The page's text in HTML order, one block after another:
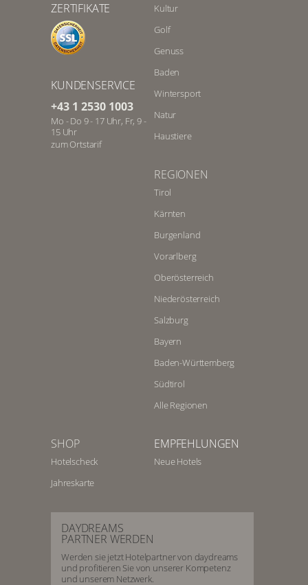
ZERTIFIKATE
KUNDENSERVICE
+43 1 2530 1003
Mo - Do 9 - 17 Uhr, Fr, 9 -
15 Uhr
zum Ortstarif
Kultur
Golf
Genuss
Baden
Wintersport
Natur
Haustiere
REGIONEN
Tirol
Kärnten
Burgenland
Vorarlberg
Oberösterreich
Niederösterreich
Salzburg
Bayern
Baden-Württemberg
Südtirol
Alle Regionen
SHOP
Hotelscheck
Jahreskarte
EMPFEHLUNGEN
Neue Hotels
DAYDREAMS
PARTNER WERDEN
Werden sie jetzt Hotelpartner von daydreams
und profitieren Sie von unserer Kompetenz
und unserem Netzwerk.